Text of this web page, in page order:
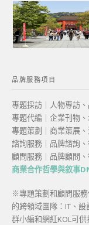
品牌服務項目
專題採訪｜人物專訪
專題代編｜企業刊物
專題策劃｜商業策展
諮詢服務｜品牌諮詢
顧問服務｜品牌顧問
商業合作哲學與敘事
※專題策劃和顧問服
的跨領域團隊：IT、
群小編和網紅KOL可供